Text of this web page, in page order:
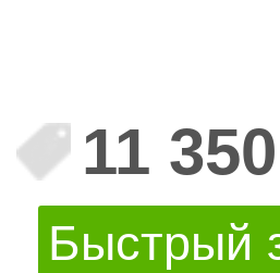
11 350
Быстрый